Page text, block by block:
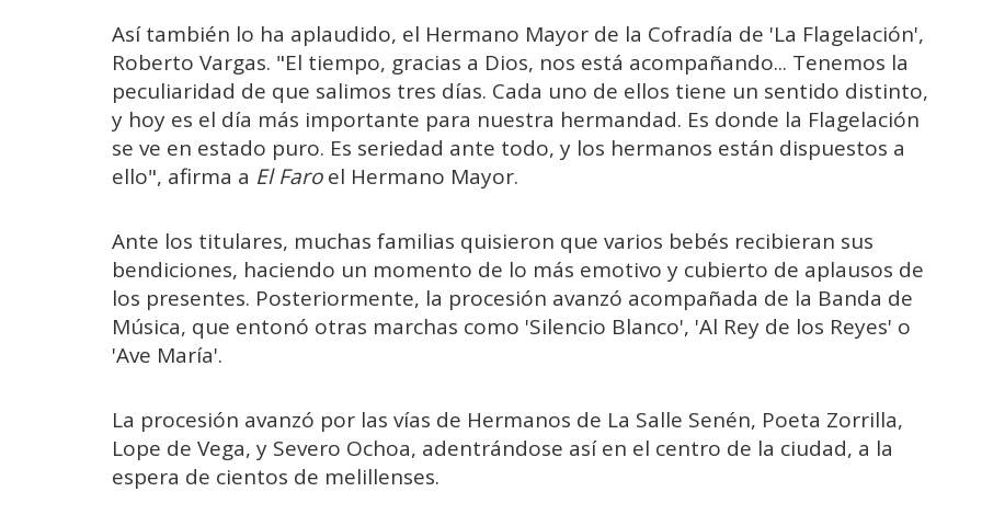
Así también lo ha aplaudido, el Hermano Mayor de la Cofradía de 'La Flagelación',
Roberto Vargas. "El tiempo, gracias a Dios, nos está acompañando... Tenemos la
peculiaridad de que salimos tres días. Cada uno de ellos tiene un sentido distinto,
y hoy es el día más importante para nuestra hermandad. Es donde la Flagelación
se ve en estado puro. Es seriedad ante todo, y los hermanos están dispuestos a
ello", afirma a El Faroel Hermano Mayor.
Ante los titulares, muchas familias quisieron que varios bebés recibieran sus
bendiciones, haciendo un momento de lo más emotivo y cubierto de aplausos de
los presentes. Posteriormente, la procesión avanzó acompañada de la Banda de
Música, que entonó otras marchas como 'Silencio Blanco', 'Al Rey de los Reyes' o
'Ave María'.
La procesión avanzó por las vías de Hermanos de La Salle Senén, Poeta Zorrilla,
Lope de Vega, y Severo Ochoa, adentrándose así en el centro de la ciudad, a la
espera de cientos de melillenses.